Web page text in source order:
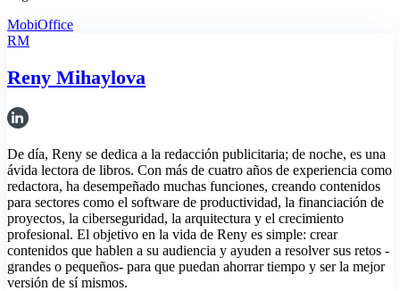
MobiOffice
RM
Reny Mihaylova
De día, Reny se dedica a la redacción publicitaria; de noche, es una
ávida lectora de libros. Con más de cuatro años de experiencia como
redactora, ha desempeñado muchas funciones, creando contenidos
para sectores como el software de productividad, la financiación de
proyectos, la ciberseguridad, la arquitectura y el crecimiento
profesional. El objetivo en la vida de Reny es simple: crear
contenidos que hablen a su audiencia y ayuden a resolver sus retos -
grandes o pequeños- para que puedan ahorrar tiempo y ser la mejor
versión de sí mismos.